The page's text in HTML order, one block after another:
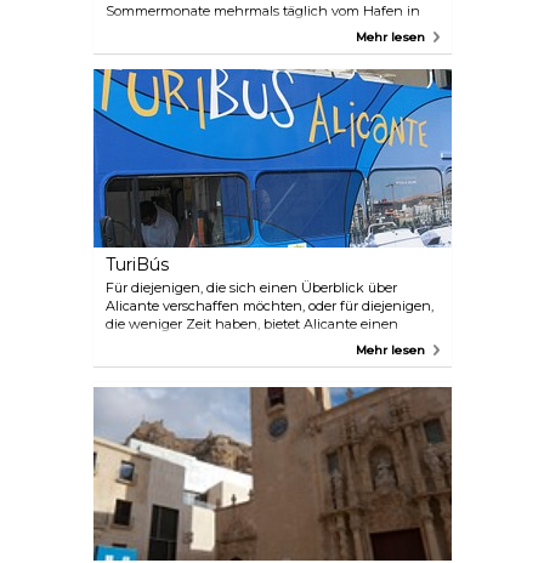
Sommermonate mehrmals täglich vom Hafen in
Alicante ab. In der Nebensaison werfen Sie vorher
ungefähr eine Stunde von Alicante. Die Route wird
Ihnen die Möglichkeit geben, die Küste von einer
besonderen Seite zu sehen. Probieren Sie die
traditionellen Fischeintöpfe auf der Terrasse eines
der Restaurants. Außerdem finden Sie auf der Insel
schöne kleine Buchten zum Schwimmen und
einen Strand mit verschiedenen Einrichtungen.
Wenn Sie beschließen über Nacht zu bleiben, gibt
es hier auch mehrere kleine Hotels.
Mehr lesen
TuriBús
Für diejenigen, die sich einen Überblick über
Alicante verschaffen möchten, oder für diejenigen,
die weniger Zeit haben, bietet Alicante einen
besonderen Service – den TuriBús – einen Bus, der
Sehenswürdigkeiten und Orte werden auf
Spanisch, Valencianisch, Englisch, Französisch,
Deutsch und Italienisch erklärt. Der Service ist
zwischen März und Dezember verfügbar.
Mehr lesen